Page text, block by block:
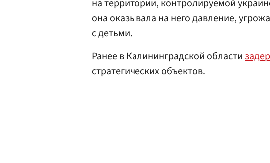
на территории, контролируемой
она оказывала на него давление,
с детьми.
Ранее в Калининградской области
стратегических объектов.